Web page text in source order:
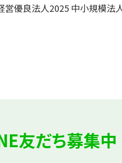
営優良法人2025 中小規模法
友だち募集中